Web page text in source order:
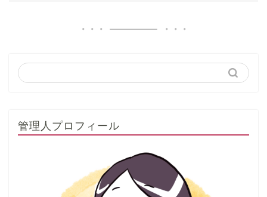
管理人プロフィール